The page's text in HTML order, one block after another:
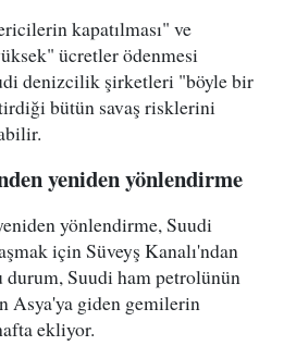
kapatılması" ve
ücretler ödenmesi
denizcilik şirketleri "böyle bir
bütün savaş risklerini
yeniden yönlendirme
yönlendirme, Suudi
için Süveyş Kanalı'ndan
durum, Suudi ham petrolünün
Asya'ya giden gemilerin
ekliyor.